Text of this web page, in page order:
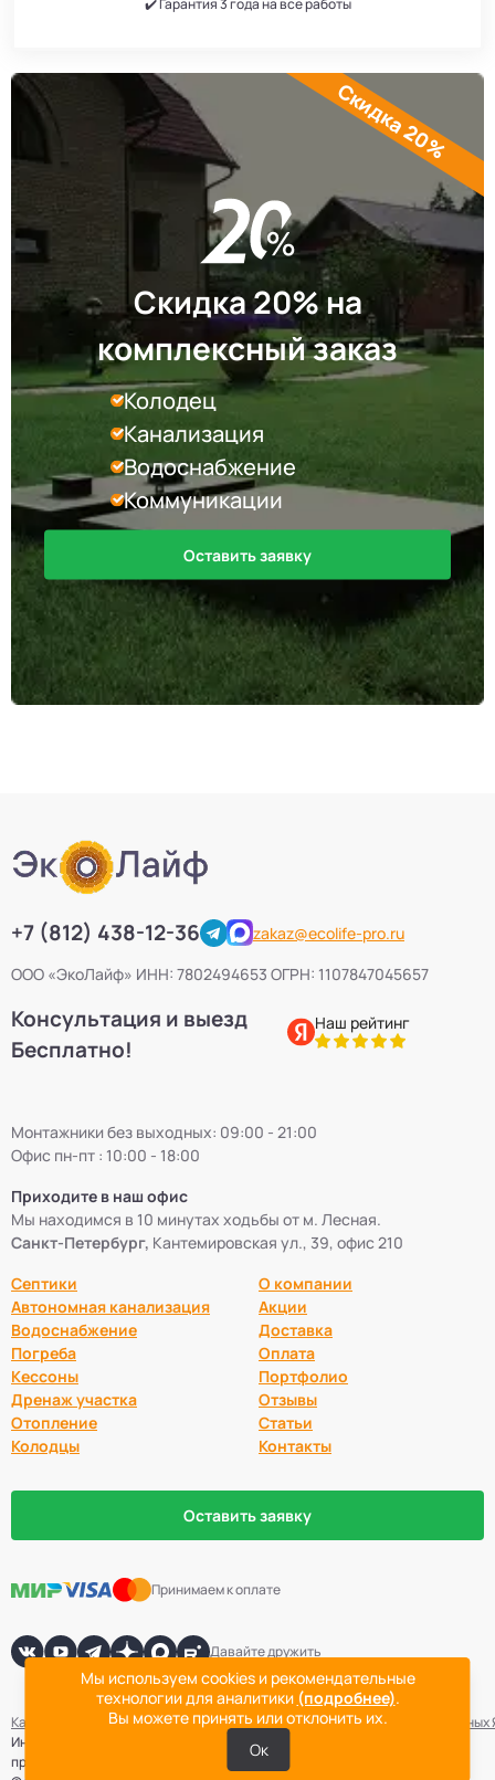
Скидка 20% на
комплексный заказ
Колодец
Канализация
Водоснабжение
Коммуникации
Оставить заявку
Скидка 20%
+7 (812) 438-12-36
zakaz@ecolife-pro.ru
ООО «ЭкоЛайф» ИНН: 7802494653 ОГРН: 1107847045657
Консультация и выезд
Бесплатно!
Наш рейтинг
Монтажники без выходных: 09:00 - 21:00
Офис пн-пт : 10:00 - 18:00
Приходите в наш офис
Мы находимся в 10 минутах ходьбы от м. Лесная.
Санкт-Петербург, Кантемировская ул., 39, офис 210
Септики
Автономная канализация
Водоснабжение
Погреба
Кессоны
Дренаж участка
Отопление
Колодцы
О компании
Акции
Доставка
Оплата
Портфолио
Отзывы
Статьи
Контакты
Оставить заявку
Принимаем к оплате
Давайте дружить
Информация не является публичной офертой. Точная стоимость
проведения работ определяется после выезда специалиста компании.
Карта сайта Политика конфиденциальностиСогласие на обработку
Мы используем cookies и рекомендательные
технологии для аналитики (подробнее).
Вы можете принять или отклонить их.
Ок